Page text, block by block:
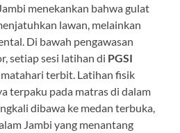
menekankan bahwa gulat
lawan, melainkan
Di bawah pengawasan
setiap sesi latihan di PGSI
terbit. Latihan fisik
terpaku pada matras di dalam
dibawa ke medan terbuka,
Jambi yang menantang